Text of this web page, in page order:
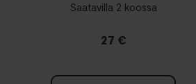
Saatavilla 2 koossa
27 €